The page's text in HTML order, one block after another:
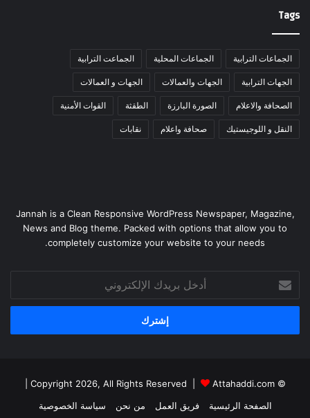
Tags
الجماعات الترابية الجماعات المحلية الجماعت الترابية
الجهات الترابية الجهات والعمالات الجهات و العمالات
الصحافة والاعلام الصورة البارزة الطقثة القوات الأمنية
النقل و اللوجيستيك صحافة واعلام نقابات
Jannah is a Clean Responsive WordPress Newspaper, Magazine,
News and Blog theme. Packed with options that allow you to
completely customize your website to your needs.
بريدك
الإلكتروني
© Copyright 2026, All Rights Reserved |
Attahaddi.com
الصفحة الرئيسية
فريق العمل من نحن سياسة الخصوصية